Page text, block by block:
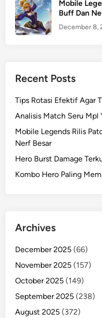
Mobile
Buff Dan
December 8,
Recent Posts
Tips Rotasi Efektif Agar
Analisis Match Seru Mpl
Mobile Legends Rilis
Nerf Besar
Hero Burst Damage
Kombo Hero Paling
Archives
December 2025 (66)
November 2025 (157)
October 2025 (149)
September 2025 (238)
August 2025 (372)